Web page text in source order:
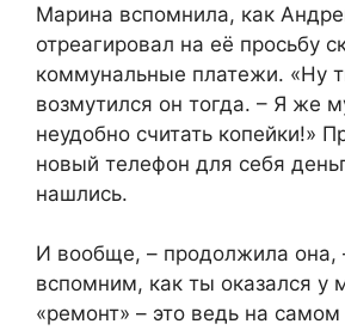
Марина вспомнила, как
отреагировал на её просьбу
коммунальные платежи. «Ну
возмутился он тогда. – Я же
неудобно считать копейки!»
новый телефон для себя
нашлись.
И вообще, – продолжила она,
вспомним, как ты оказался у
«ремонт» – это ведь на